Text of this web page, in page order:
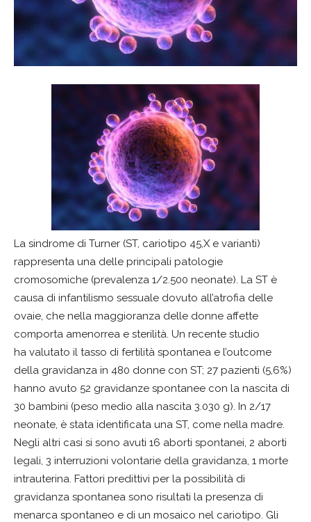
La sindrome di Turner (ST, cariotipo 45,X e varianti)
rappresenta una delle principali patologie
cromosomiche (prevalenza 1/2.500 neonate). La ST è
causa di infantilismo sessuale dovuto all’atrofia delle
ovaie, che nella maggioranza delle donne affette
comporta amenorrea e sterilità. Un recente studio
ha valutato il tasso di fertilità spontanea e l’outcome
della gravidanza in 480 donne con ST; 27 pazienti (5,6%)
hanno avuto 52 gravidanze spontanee con la nascita di
30 bambini (peso medio alla nascita 3.030 g). In 2/17
neonate, è stata identificata una ST, come nella madre.
Negli altri casi si sono avuti 16 aborti spontanei, 2 aborti
legali, 3 interruzioni volontarie della gravidanza, 1 morte
intrauterina. Fattori predittivi per la possibilità di
gravidanza spontanea sono risultati la presenza di
menarca spontaneo e di un mosaico nel cariotipo. Gli